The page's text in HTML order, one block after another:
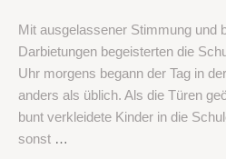
Mit ausgelassener Stimmung und
Darbietungen begeisterten die
Uhr morgens begann der Tag in
anders als üblich. Als die Türen
bunt verkleidete Kinder in die
sonst …